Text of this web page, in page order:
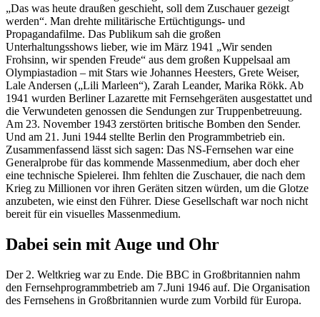
Das was heute draußen geschieht, soll dem Zuschauer gezeigt
werden . Man drehte militärische Ertüchtigungs- und
Propagandafilme. Das Publikum sah die großen
Unterhaltungsshows lieber, wie im März 1941
Wir senden
Frohsinn, wir spenden Freude
aus dem großen Kuppelsaal am
Olympiastadion – mit Stars wie Johannes Heesters, Grete Weiser,
Lale Andersen ( Lili Marleen ), Zarah Leander, Marika Rökk. Ab
1941 wurden Berliner Lazarette mit Fernsehgeräten ausgestattet und
die Verwundeten genossen die Sendungen zur Truppenbetreuung.
Am 23. November 1943 zerstörten britische Bomben den Sender.
Und am 21. Juni 1944 stellte Berlin den Programmbetrieb ein.
Zusammenfassend lässt sich sagen: Das NS-Fernsehen war eine
Generalprobe für das kommende Massenmedium, aber doch eher
eine technische Spielerei. Ihm fehlten die Zuschauer, die nach dem
Krieg zu Millionen vor ihren Geräten sitzen würden, um die Glotze
anzubeten, wie einst den Führer. Diese Gesellschaft war noch nicht
bereit für ein visuelles Massenmedium.
Dabei sein mit Auge und Ohr
Der 2. Weltkrieg war zu Ende. Die BBC in Großbritannien nahm
den Fernsehprogrammbetrieb am 7.Juni 1946 auf. Die Organisation
des Fernsehens in Großbritannien wurde zum Vorbild für Europa.